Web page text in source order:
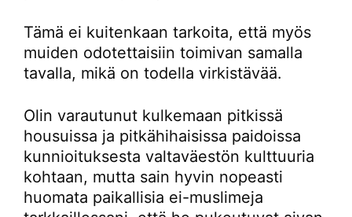
Tämä ei kuitenkaan tarkoita, että myös
muiden odotettaisiin toimivan samalla
tavalla, mikä on todella virkistävää.
Olin varautunut kulkemaan pitkissä
housuissa ja pitkähihaisissa paidoissa
kunnioituksesta valtaväestön kulttuuria
kohtaan, mutta sain hyvin nopeasti
huomata paikallisia ei-muslimeja